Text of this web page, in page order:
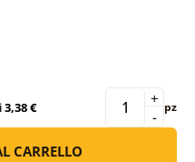
3,38 € -
+ pz
CARRELLO